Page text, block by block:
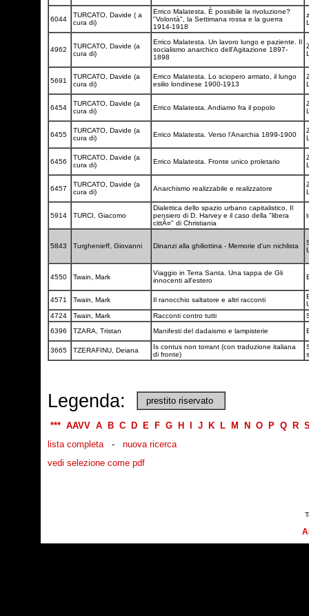
6044
TURCATO, Davide ( a
cura di)
Errico Malatesta. È possibile la rivoluzione?
"Volontà", la Settimana rossa e la guerra
1914-1918
4962
TURCATO, Davide (a
cura di)
Errico Malatesta. Un lavoro lungo e paziente. Il
socialismo anarchico dell'Agitazione 1897-
1898
5691
TURCATO, Davide (a
cura di)
Errico Malatesta. Lo sciopero armato, il lungo
esilio londinese 1900-1913
6454
TURCATO, Davide (a
cura di)
Errico Malatesta. Andiamo fra il popolo
6455
TURCATO, Davide (a
cura di)
Errico Malatesta. Verso l'Anarchia 1899-1900
6456
TURCATO, Davide (a
cura di)
Errico Malatesta. Fronte unico proletario
6457
TURCATO, Davide (a
cura di)
Anarchismo realizzabile e realizzatore
5914 TURCI, Giacomo
Dialettica dello spazio urbano capitalistico. Il
pensiero di D. Harvey e il caso della "libera
cittÃ¤" di Christiania
5843 Turghenieff, Giovanni Dinanzi alla ghiliottina - Memorie d'un nichlista
4550 Twain, Mark
Viaggio in Terra Santa. Una tappa de Gli
innocenti all'estero
4571 Twain, Mark Il ranocchio saltatore e altri racconti
4724
Twain, Mark Racconti contro tutti
6396
TZARA, Tristan Manifesti del dadaismo e lampisterie
3665 TZERAFINU, Deiana
Is contus non torrant (con traduzione italiana
di fronte)
Legenda: prestito riservato
*** AAVV A B C D E F G H J K L M N O P Q R
lista completa- nuova ricerca
vedi selezione come pdf